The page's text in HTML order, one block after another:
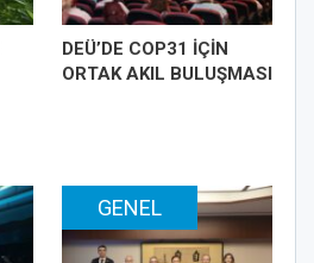
DEÜ’DE COP31 İÇİN
ORTAK AKIL BULUŞMASI
GENEL